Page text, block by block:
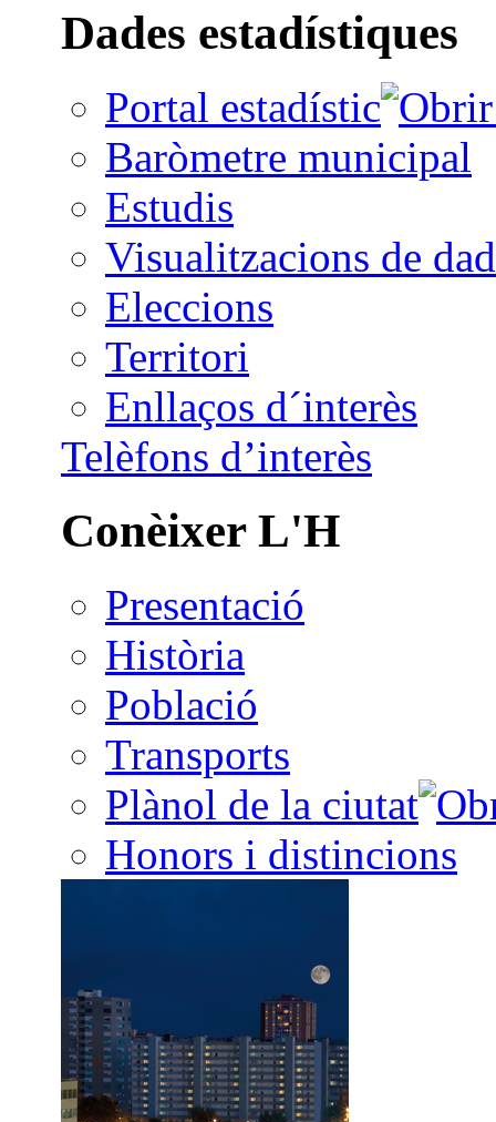
Dades estadístiques
Portal estadístic
Baròmetre municipal
Estudis
Visualitzacions de
Eleccions
Territori
Enllaços d´interès
Telèfons d’interès
Conèixer L'H
Presentació
Història
Població
Transports
Plànol de la ciutat
Honors i distincions